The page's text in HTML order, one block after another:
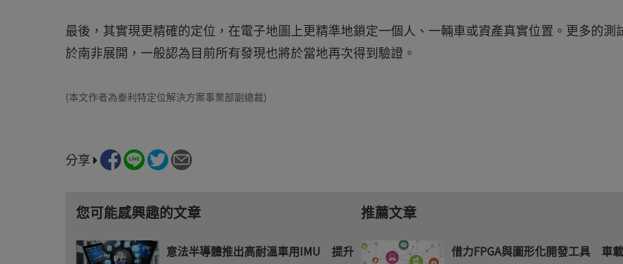
最後，其實現更精確的定位，在電子地圖上更精準地鎖定一個人、一輛車或資產真實位置。更多的測
於南非展開，一般認為目前所有發現也將於當地再次得到驗證。
(本文作者為泰利特定位解決方案事業部副總裁)
分享
您可能感興趣的文章
意法半導體推出高耐溫車用IMU 提升
推薦文章
借力FPGA與圖形化開發工具 車